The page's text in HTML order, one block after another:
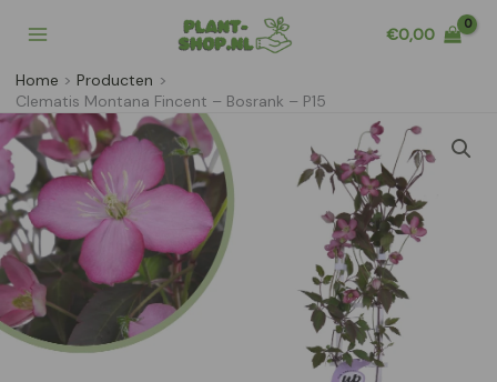
naar
inhoud
€0,00
Home
Producten
Clematis Montana Fincent – Bosrank – P15